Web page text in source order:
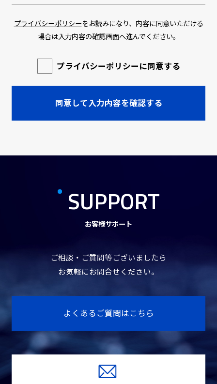
プライバシーポリシーをお読みになり、内容に同意いただける
場合は入力内容の確認画面へ進んでください。
プライバシーポリシーに同意する
SUPPORT
お客様サポート
ご相談・ご質問等ございましたら
お気軽にお問合せください。
よくあるご質問はこちら